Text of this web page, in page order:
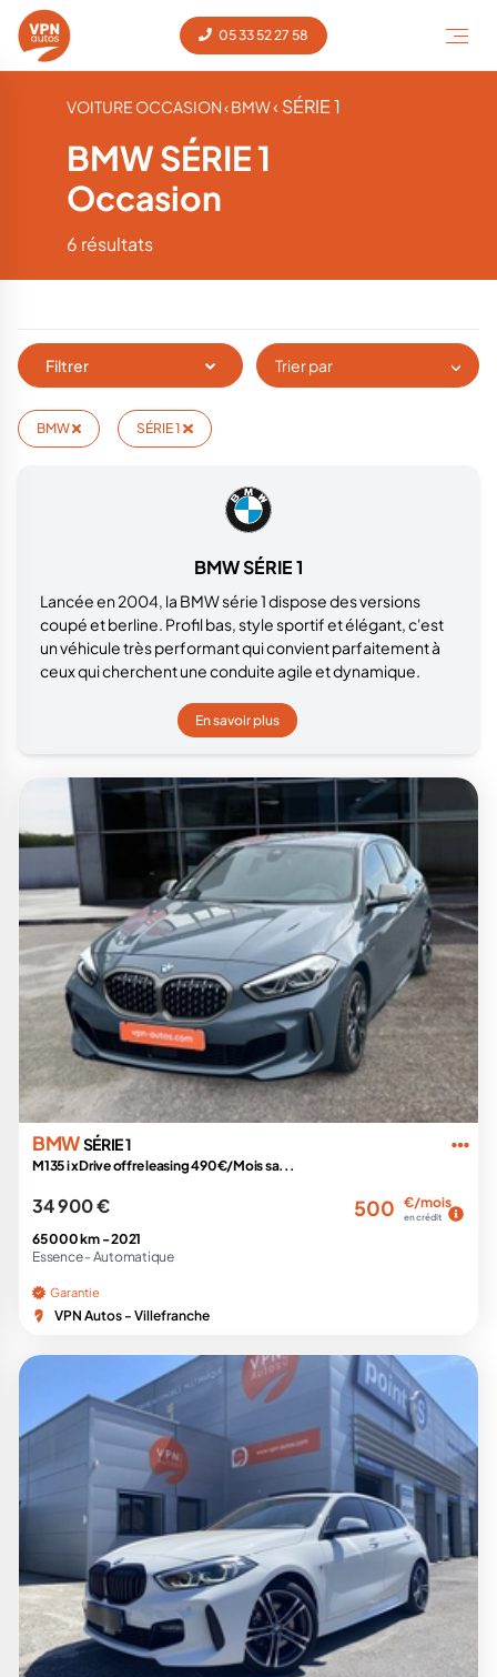
05 33 52 27 58
VOITURE OCCASION‹ BMW‹ SÉRIE 1
BMW SÉRIE 1
Occasion
6 résultats
Filtrer Trier par
BMW SÉRIE 1
BMW SÉRIE 1
Lancée en 2004, la BMW série 1 dispose des versions
coupé et berline. Profil bas, style sportif et élégant, c'est
un véhicule très performant qui convient parfaitement à
ceux qui cherchent une conduite agile et dynamique.
En savoir plus
BMWSÉRIE 1
M135 i xDrive offre leasing 490€/Mois sa...
34 900 € 500 €/mois
en crédit
65 000 km -2021
Essence - Automatique
Garantie
VPN Autos - Villefranche